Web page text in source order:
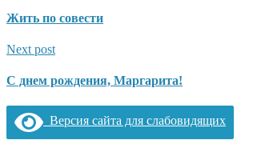
Жить по совести
Next post
С днем рождения, Маргарита!
Версия сайта для слабовидящих